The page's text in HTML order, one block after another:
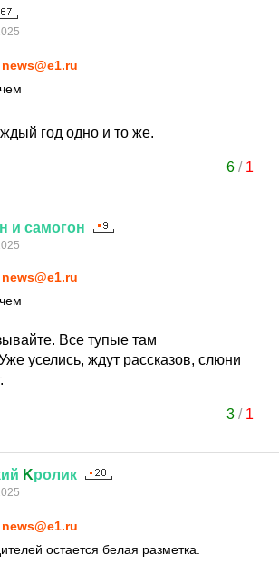
news@e1.ru
год одно и то же.
6/ 1
и самогон
news@e1.ru
Все тупые там
уселись, ждут рассказов, слюни
3/ 1
Kролик
news@e1.ru
остается белая разметка.